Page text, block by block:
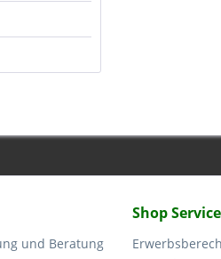
und Beratung
Shop Service